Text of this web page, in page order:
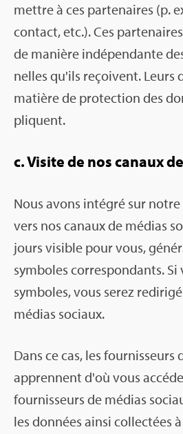
mettre à ces par­te­naires (p.
contact, etc.). Ces
de manière indé­pen­dante
nelles qu'ils reçoivent. Leurs
matière de pro­tec­tion des
pliquent.
c. Visite de nos canaux
Nous avons inté­gré sur
vers nos canaux de médias
jours visible pour vous,
sym­boles cor­res­pon­dants. Si
sym­boles, vous serez
médias sociaux.
Dans ce cas, les four­nis­seurs
apprennent d'où vous
four­nis­seurs de médias
les don­nées ainsi col­lec­tées